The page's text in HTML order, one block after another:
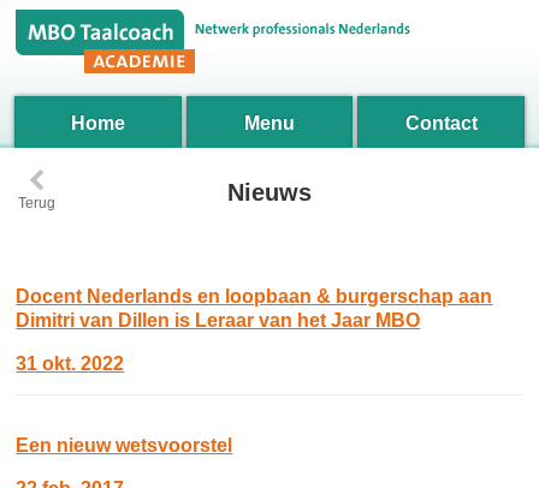
Home Menu Contact
‹
Terug Nieuws
Docent Nederlands en loopbaan & burgerschap aan
Dimitri van Dillen is Leraar van het Jaar MBO
31 okt. 2022
Een nieuw wetsvoorstel